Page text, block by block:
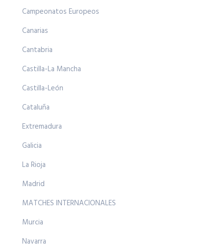
Campeonatos Europeos
Canarias
Cantabria
Castilla-La Mancha
Castilla-León
Cataluña
Extremadura
Galicia
La Rioja
Madrid
MATCHES INTERNACIONALES
Murcia
Navarra